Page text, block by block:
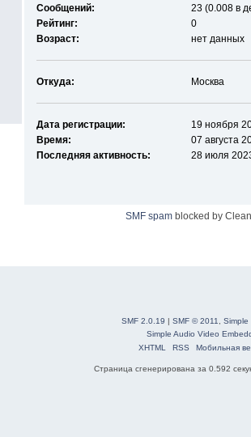
Сообщений:
23 (0.008 в
Рейтинг:
0
Возраст:
нет данных
Откуда: Москва
Дата регистрации:
19 ноября
Время:
07 августа
Последняя активность:
28 июля
SMF spam blocked by
SMF 2.0.19 | SMF © 2011, Simple
Simple Audio Video
XHTML
RSS Мобильная
Страница сгенерирована за 0.592